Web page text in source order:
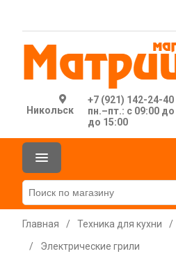
Никольск
+7 (921) 142-24-40
пн.–пт.: с 09:00
до 15:00
Главная / Техника для кухни /
/
Электрические грили